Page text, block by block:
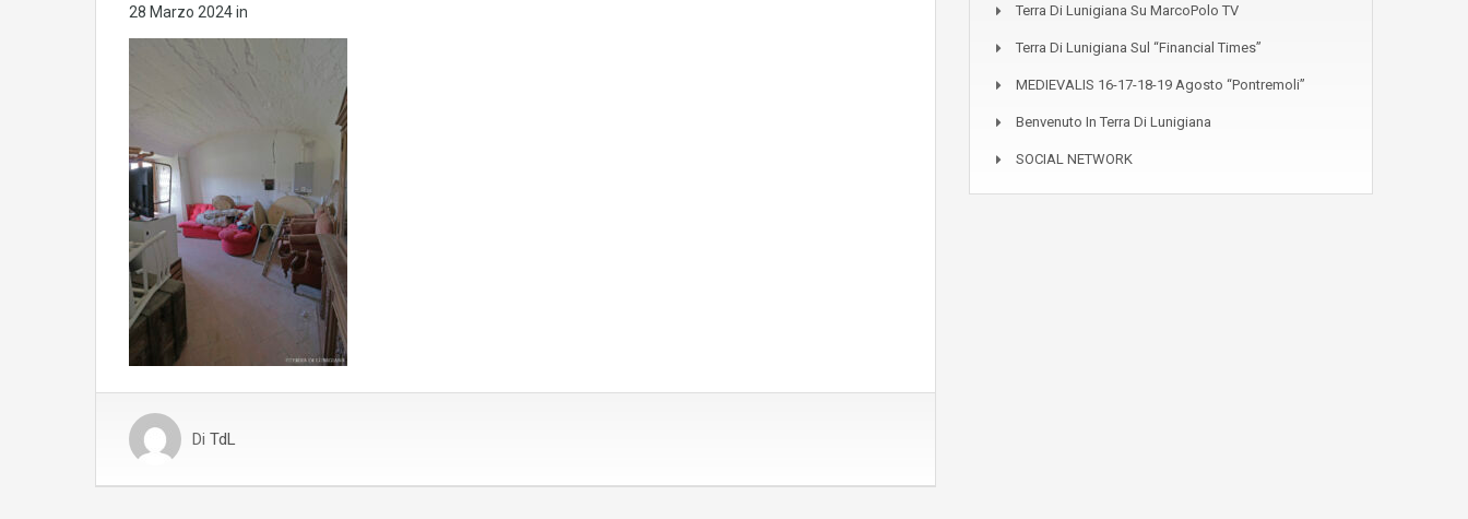
28 Marzo 2024in
Di TdL
Terra Di Lunigiana Su MarcoPolo TV
Terra Di Lunigiana Sul “Financial Times”
MEDIEVALIS 16-17-18-19 Agosto “Pontremoli”
Benvenuto In Terra Di Lunigiana
SOCIAL NETWORK